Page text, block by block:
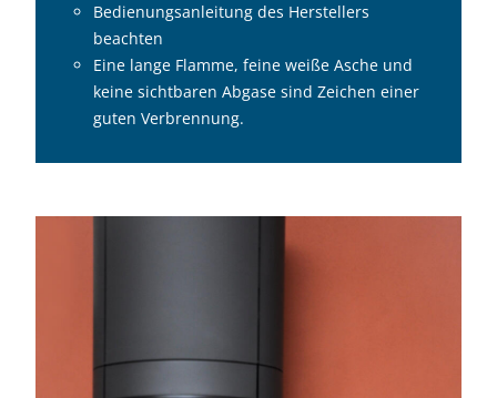
Bedienungsanleitung des Herstellers
beachten
Eine lange Flamme, feine weiße Asche und
keine sichtbaren Abgase sind Zeichen einer
guten Verbrennung.